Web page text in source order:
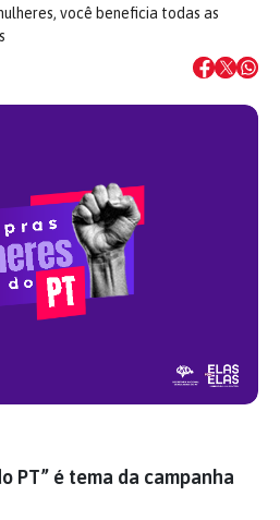
você beneficia todas as
PT” é tema da campanha